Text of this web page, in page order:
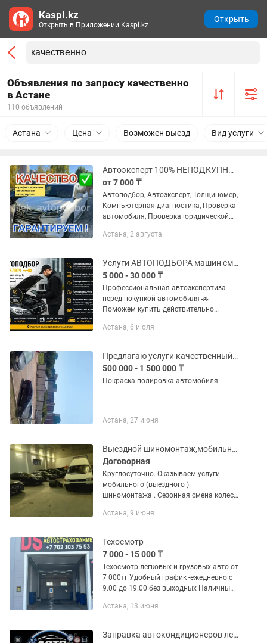
Объявления по запросу качественно
в Астане
110 объявлений
Астана Цена Возможен выезд Вид услуги
Автоэксперт 100% НЕПОДКУПНО Автоподбор 100 % КАЧЕСТВЕННО
от 7 000 ₸
Автоподбор, Автоэксперт, Толщиномер,
Компьютерная диагностика, Проверка
автомобиля, Проверка юридической
100% профессионально, не спеша, на
Астана, 2 августа
Услуги АВТОПОДБОРА машин смотрим качественно и на совесть
5 000 - 30 000 ₸
Профессиональная автоэкспертиза
перед покупкой автомобиля 🚗
Поможем купить действительно
дорогостоящих ошибок. В услугу
ЛКП,...
Астана, 6 июля
Предлагаю услуги качественный покраска автомобиля
500 000 - 1 500 000 ₸
Покраска полировка автомобиля
Астана, 27 июня
Выездной шиномонтаж,мобильный шиномонтаж на выезд ремонт колеса
Договорная
Круглосуточно. Оказываем услуги
мобильного (выездного )
шиномонтажа . Сезонная смена колес/
колес Балансировка Ремонт шин
Астана, 9 июня
Техосмотр
7 000 - 15 000 ₸
Техосмотр легковых и грузовых авто от
7 000тг Удобный график -ежедневно с
9.00 до 19.00 без выходных Наличный
карте, оплата по каспи Предоставляем
Астана, 13 июня
Заправка автокондиционеров легковые автомобили и спецтехника
Kaspi.kz
Открыть в Приложении Kaspi.kz
Открыть